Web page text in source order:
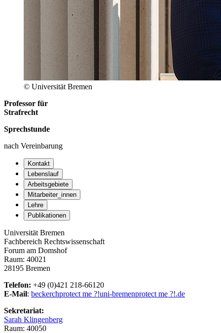
© Universität Bremen
Professor für
Strafrecht
Sprechstunde
nach Vereinbarung
Kontakt
Lebenslauf
Arbeitsgebiete
Mitarbeiter_innen
Lehre
Publikationen
Universität Bremen
Fachbereich Rechtswissenschaft
Forum am Domshof
Raum: 40021
28195 Bremen
Telefon: +49 (0)421 218-66120
E-Mail: beckerchprotect me ?!uni-bremenprotect me ?!.de
Sekretariat:
Sarah Klingenberg
Raum: 40050